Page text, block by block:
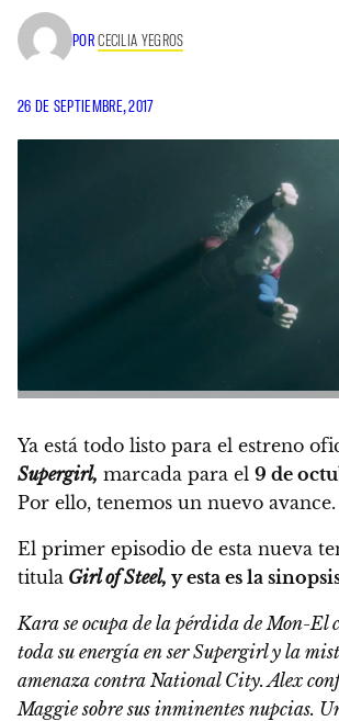
PORCECILIA YEGROS
26 DE SEPTIEMBRE, 2017
Ya está todo listo para el estreno
Supergirl, marcada para el 9 de
Por ello, tenemos un nuevo avance.
El primer episodio de esta nueva
titula Girl of Steel, y esta es la
Kara se ocupa de la pérdida de Mon-El
toda su energía en ser Supergirl y la
amenaza contra National City. Alex
Maggie sobre sus inminentes nupcias.